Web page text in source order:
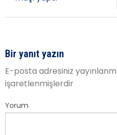
Bir yanıt yazın
E-posta adresiniz
işaretlenmişlerdir
Yorum